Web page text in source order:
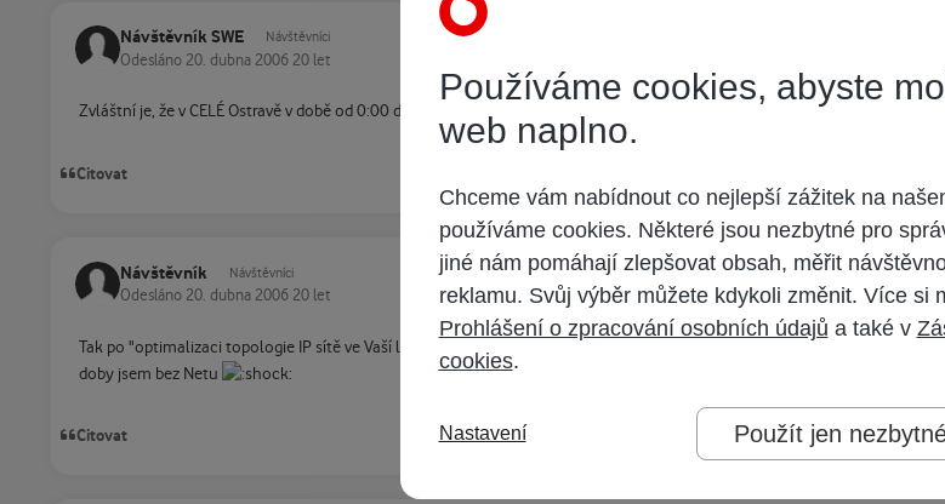
Návštěvník SWE Návštěvníci
Odesláno 20. dubna 2006 20 let
Zvláštní je, že v CELÉ Ostravě v době od 0:00 do cca 6-7:00 nejel internet za dobu co ho mám (od konce ledna) už
Citovat
Návštěvník Návštěvníci
Odesláno 20. dubna 2006 20 let
Tak po "optimalizaci topologie IP sítě ve Vaší lokalitě" pochcípaly všechny starší modemy. Tím myslím COM21 a
doby jsem bez Netu
Citovat
Používáme cookies, abyste
web naplno.
Chceme vám nabídnout co nejlepší zážitek na
používáme cookies. Některé jsou nezbytné pro
jiné nám pomáhají zlepšovat obsah, měřit
reklamu. Svůj výběr můžete kdykoli změnit. Více si
Prohlášení o zpracování osobních údajů a také v
cookies.
Použít jen
Nastavení